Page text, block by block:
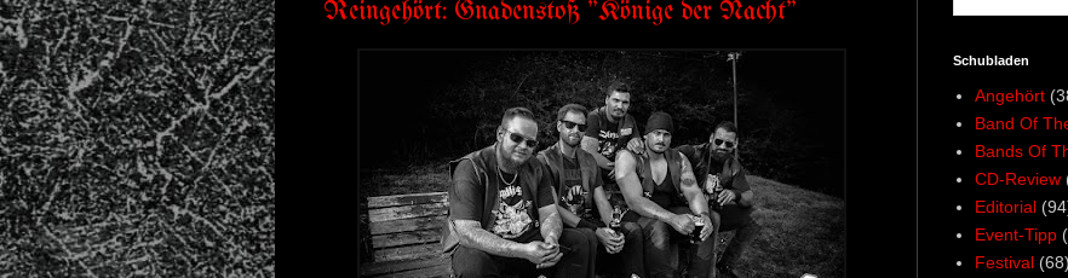
Reingehört: Gnadenstoß "Könige der Nacht"
Schubladen
Angehört
Band Of
Bands Of
CD-Review
Editorial
Event-Tipp
Festival (68)